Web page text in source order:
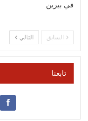
في بيرين
السابق التالي
تابعنا